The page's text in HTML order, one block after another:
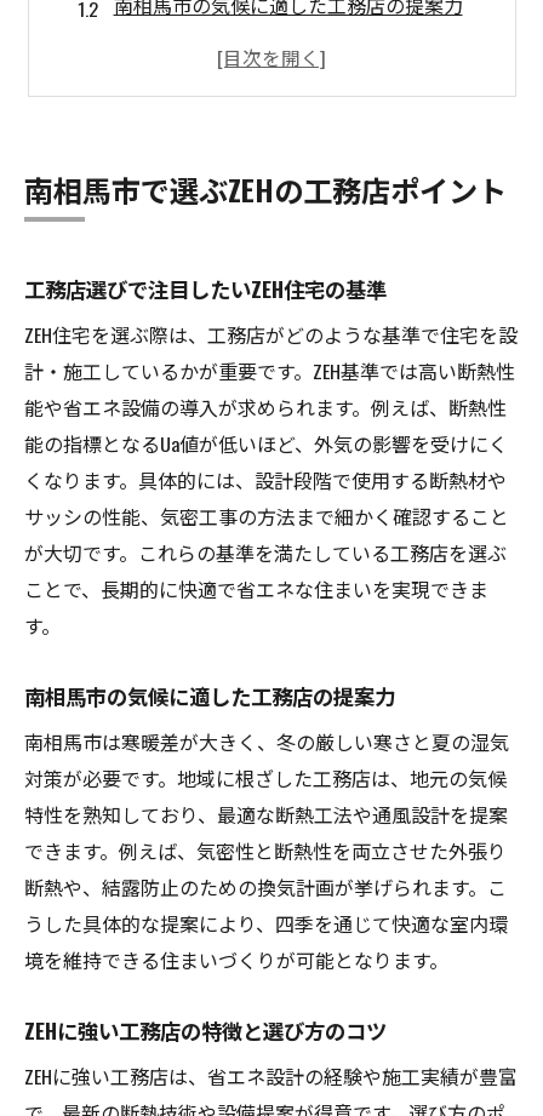
ZEHに強い工務店の特徴と選び方のコツ
高性能ZEH住宅を叶える工務店の実例紹介
工務店が教えるZEH住宅のUa値の重要性
ZEH住宅の断熱性能はUa値が決め手
工務店が提案する最適なUa値のポイント
Ua値で変わる住まいの快適性と省エネ性
工務店の経験から見るUa値のメリット
ZEH住宅でUa値にこだわる理由と効果
ZEH住宅の断熱性能で光熱費を削減する方法
工務店が実践する断熱性能アップの工夫
ZEH住宅で叶える光熱費削減の秘訣
断熱性向上で家計に優しいZEH住宅へ
光熱費を抑える工務店の断熱技術とは
南相馬市の気候に適したZEHの選び方
工務店が提案する南相馬市向けZEH住宅
気候に合うZEH住宅選びのチェックポイント
工務店と一緒に考える断熱仕様の最適化
南相馬市の特性を活かすZEH住宅とは
気候対応型ZEH住宅の正しい選び方
高断熱住宅のメリットと工務店の選び方
南相馬市で選ぶZEHの工務店ポイント
工務店選びで注目したいZEH住宅の基準
ZEH住宅を選ぶ際は、工務店がどのような基準で住宅を設
計・施工しているかが重要です。ZEH基準では高い断熱性
能や省エネ設備の導入が求められます。例えば、断熱性
能の指標となるUa値が低いほど、外気の影響を受けにく
くなります。具体的には、設計段階で使用する断熱材や
サッシの性能、気密工事の方法まで細かく確認すること
が大切です。これらの基準を満たしている工務店を選ぶ
ことで、長期的に快適で省エネな住まいを実現できま
す。
南相馬市の気候に適した工務店の提案力
南相馬市は寒暖差が大きく、冬の厳しい寒さと夏の湿気
対策が必要です。地域に根ざした工務店は、地元の気候
特性を熟知しており、最適な断熱工法や通風設計を提案
できます。例えば、気密性と断熱性を両立させた外張り
断熱や、結露防止のための換気計画が挙げられます。こ
うした具体的な提案により、四季を通じて快適な室内環
境を維持できる住まいづくりが可能となります。
ZEHに強い工務店の特徴と選び方のコツ
ZEHに強い工務店は、省エネ設計の経験や施工実績が豊富